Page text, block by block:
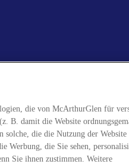
die von McArthurGlen für
B. damit die Website
die die Nutzung der Website
Werbung, die Sie sehen,
Sie ihnen zustimmen. Weitere